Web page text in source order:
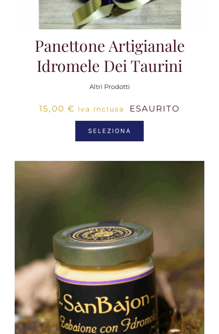
Panettone Artigianale
Idromele Dei Taurini
Altri Prodotti
15,00€ Iva Inclusa ESAURITO
SELEZIONA